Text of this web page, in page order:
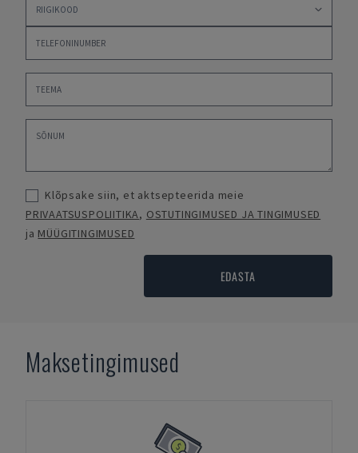
Klõpsake siin, et aktsepteerida meie
PRIVAATSUSPOLIITIKA, OSTUTINGIMUSED JA TINGIMUSED
ja MÜÜGITINGIMUSED
EDASTA
Maksetingimused